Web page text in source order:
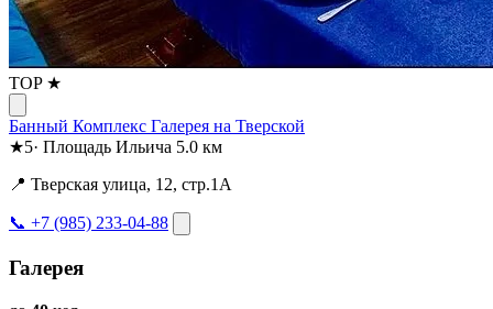
TOP ★
Банный Комплекс Галерея на Тверской
★5· Площадь Ильича 5.0 км
📍 Тверская улица, 12, стр.1А
📞 +7 (985) 233-04-88
Галерея